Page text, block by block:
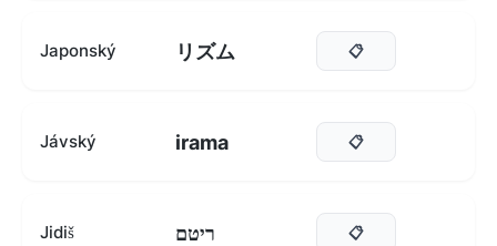
Japonský リズム 📋
Jávský irama 📋
Jidiš ריטם 📋